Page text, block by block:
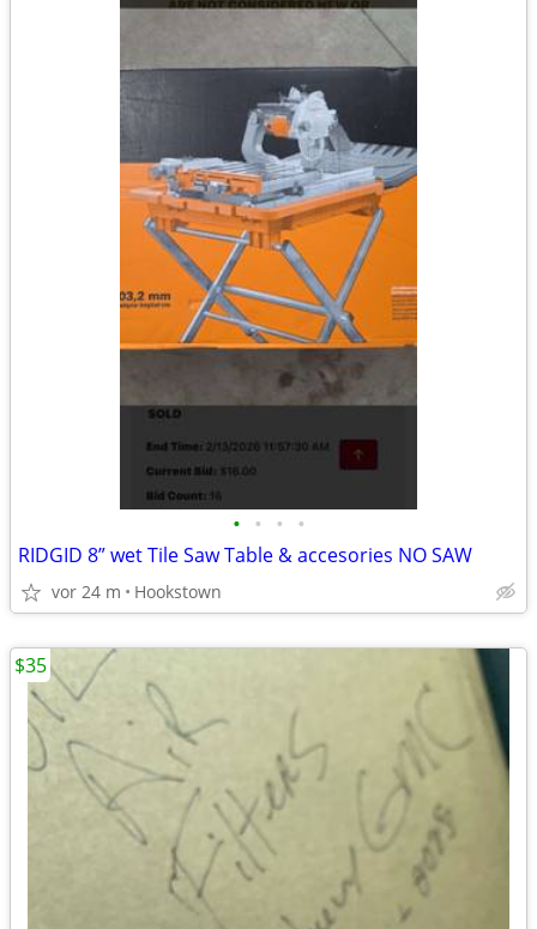
• • • •
RIDGID 8” wet Tile Saw Table & accesories NO SAW
vor 24 m Hookstown
$35